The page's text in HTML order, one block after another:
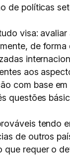
de políticas
visa:
de
aos
com base
questões
tendo
de outros
requer o